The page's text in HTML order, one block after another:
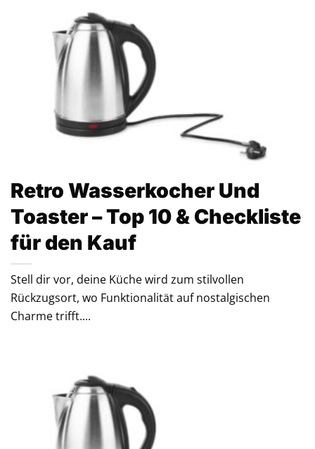
Retro Wasserkocher Und
Toaster – Top 10 & Checkliste
für den Kauf
Stell dir vor, deine Küche wird zum stilvollen
Rückzugsort, wo Funktionalität auf nostalgischen
Charme trifft....